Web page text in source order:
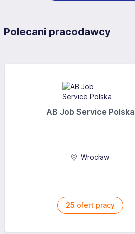
Polecani pracodawcy
AB Job Service Polska
Wrocław
25 ofert pracy